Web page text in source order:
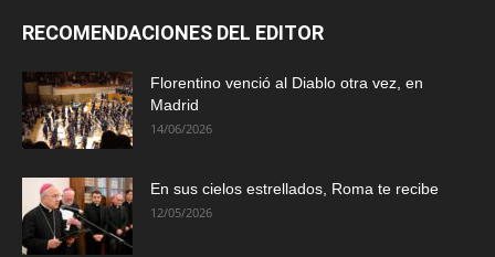
RECOMENDACIONES DEL EDITOR
Florentino venció al Diablo otra vez, en
Madrid
14/06/2026
En sus cielos estrellados, Roma te recibe
12/05/2026